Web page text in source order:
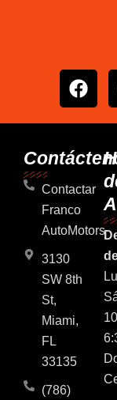
F
a
b
o
k
Contactar
Franco
AutoMotors
3130
SW 8th
St,
Miami,
FL
33135
(786)